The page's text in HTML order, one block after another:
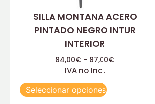
SILLA MONTANA ACERO
PINTADO NEGRO INTUR
INTERIOR
84,00€ - 87,00€
IVA no Incl.
Seleccionar opciones